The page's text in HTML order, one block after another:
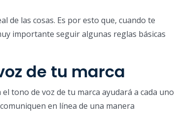
de las cosas. Es por esto que, cuando te
importante seguir algunas reglas básicas
de tu marca
tono de voz de tu marca ayudará a cada uno
en línea de una manera